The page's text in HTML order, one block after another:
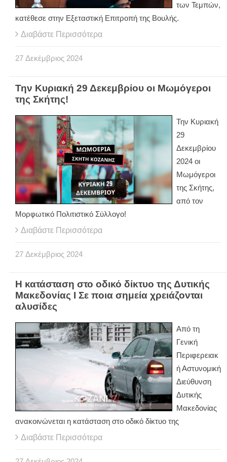
των Τεμπών,
κατέθεσε στην Εξεταστική Επιτροπή της Βουλής.
Διαβάστε Περισσότερα
27 Δεκέμβριος 2024
Την Κυριακή 29 Δεκεμβρίου οι Μωμόγεροι
της Σκήτης!
Την Κυριακή
29
Δεκεμβρίου
2024 οι
Μωμόγεροι
της Σκήτης,
από τον
Μορφωτικό Πολιτιστικό Σύλλογο!
Διαβάστε Περισσότερα
27 Δεκέμβριος 2024
Η κατάσταση στο οδικό δίκτυο της Δυτικής
Μακεδονίας I Σε ποια σημεία χρειάζονται
αλυσίδες
Από τη
Γενική
Περιφερειακ
ή Αστυνομική
Διεύθυνση
Δυτικής
Μακεδονίας
ανακοινώνεται η κατάσταση στο οδικό δίκτυο της
Διαβάστε Περισσότερα